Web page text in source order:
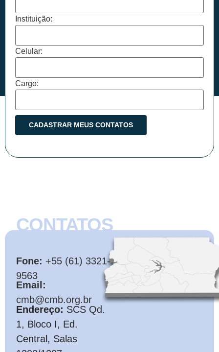
Instituição:
Celular:
Cargo:
CONTATOS
Fone: +55 (61) 3321-
9563
Email:
cmb@cmb.org.br
Endereço: SCS Qd.
1, Bloco I, Ed.
Central, Salas